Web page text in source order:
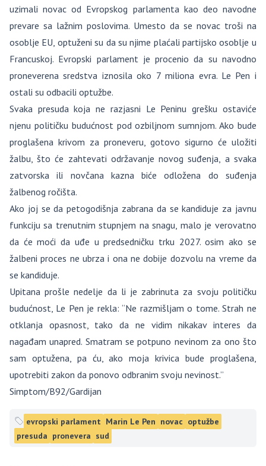
uzimali novac od Evropskog parlamenta kao deo navodne
prevare sa lažnim poslovima. Umesto da se novac troši na
osoblje EU, optuženi su da su njime plaćali partijsko osoblje u
Francuskoj. Evropski parlament je procenio da su navodno
proneverena sredstva iznosila oko 7 miliona evra. Le Pen i
ostali su odbacili optužbe.
Svaka presuda koja ne razjasni Le Peninu grešku ostaviće
njenu političku budućnost pod ozbiljnom sumnjom. Ako bude
proglašena krivom za proneveru, gotovo sigurno će uložiti
žalbu, što će zahtevati održavanje novog suđenja, a svaka
zatvorska ili novčana kazna biće odložena do suđenja
žalbenog ročišta.
Ako joj se da petogodišnja zabrana da se kandiduje za javnu
funkciju sa trenutnim stupnjem na snagu, malo je verovatno
da će moći da uđe u predsedničku trku 2027. osim ako se
žalbeni proces ne ubrza i ona ne dobije dozvolu na vreme da
se kandiduje.
Upitana prošle nedelje da li je zabrinuta za svoju političku
budućnost, Le Pen je rekla: “Ne razmišljam o tome. Strah ne
otklanja opasnost, tako da ne vidim nikakav interes da
nagađam unapred. Smatram se potpuno nevinom za ono što
sam optužena, pa ću, ako moja krivica bude proglašena,
upotrebiti zakon da ponovo odbranim svoju nevinost.”
Simptom/B92/Gardijan
evropski parlament Marin Le Pen novac optužbe
presuda pronevera sud